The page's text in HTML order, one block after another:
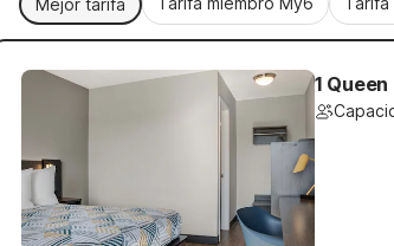
Mejor tarifa
1